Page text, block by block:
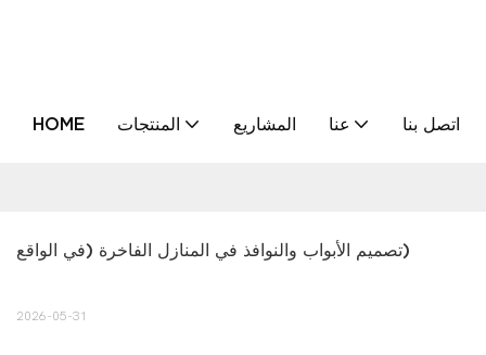
HOME المنتجات المشاريع عنا اتصل بنا
تصميم الأبواب والنوافذ في المنازل الفاخرة (في الواقع)
2026-05-31